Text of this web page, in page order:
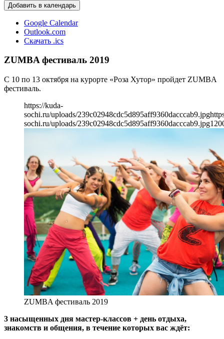
Добавить в календарь
Google Calendar
Outlook.com
Скачать .ics
ZUMBA фестиваль 2019
С 10 по 13 октября на курорте «Роза Хутор» пройдет ZUMBA
фестиваль.
https://kuda-
sochi.ru/uploads/239c02948cdc5d895aff9360dacccab9.jpg
sochi.ru/uploads/239c02948cdc5d895aff9360dacccab9.jpg
ZUMBA фестиваль 2019
3 насыщенных дня мастер-классов + день отдыха,
знакомств и общения, в течение которых вас ждёт: